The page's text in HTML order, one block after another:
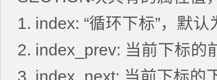
1. index: “循环下标”，默认
2. index_prev: 当前下标的
3. index_next: 当前下标的